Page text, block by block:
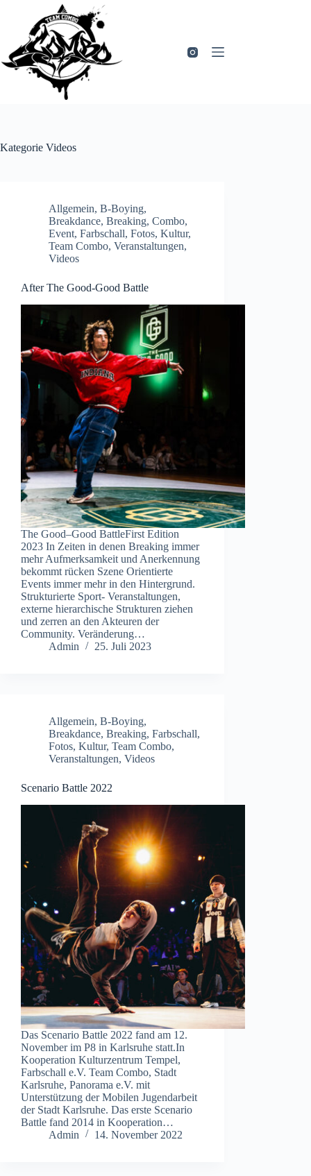
springen
Kategorie Videos
Allgemein, B-Boying,
Breakdance, Breaking, Combo,
Event, Farbschall, Fotos, Kultur,
Team Combo, Veranstaltungen,
Videos
After The Good-Good Battle
The Good–Good BattleFirst Edition
2023 In Zeiten in denen Breaking immer
mehr Aufmerksamkeit und Anerkennung
bekommt rücken Szene Orientierte
Events immer mehr in den Hintergrund.
Strukturierte Sport- Veranstaltungen,
externe hierarchische Strukturen ziehen
und zerren an den Akteuren der
Community. Veränderung…
Admin
25. Juli 2023
Allgemein, B-Boying,
Breakdance, Breaking, Farbschall,
Fotos, Kultur, Team Combo,
Veranstaltungen, Videos
Scenario Battle 2022
Das Scenario Battle 2022 fand am 12.
November im P8 in Karlsruhe statt.In
Kooperation Kulturzentrum Tempel,
Farbschall e.V. Team Combo, Stadt
Karlsruhe, Panorama e.V. mit
Unterstützung der Mobilen Jugendarbeit
der Stadt Karlsruhe. Das erste Scenario
Battle fand 2014 in Kooperation…
Admin
14. November 2022